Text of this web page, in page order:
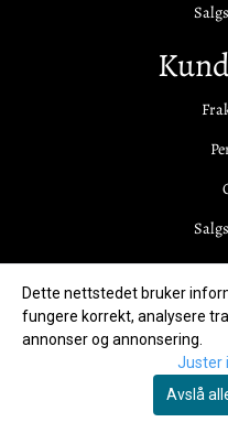
Meld deg på nyhetsbrevet
Dette nettstedet bruker
fungere korrekt, analysere
annonser og annonsering.
Juster
Avslå